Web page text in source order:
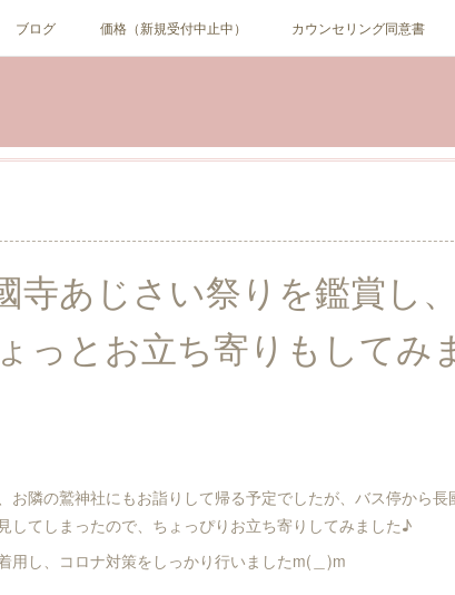
ブログ 価格（新規受付中止中） カウンセリング同意書
あじさい祭りを鑑賞し、
っとお立ち寄りもしてみ
お隣の鷲神社にもお詣りして帰る予定でしたが、バス停から長
してしまったので、ちょっぴりお立ち寄りしてみました♪
用し、コロナ対策をしっかり行いましたm(＿)m